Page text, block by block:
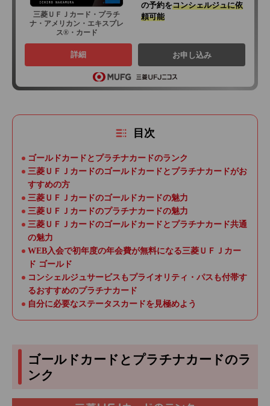
三菱ＵＦＪカード・プラチ
ナ・アメリカン・エキスプレ
ス®・カード
の予約をコンシェルジュに依
頼可能
詳細 お申し込み
目次
ゴールドカードとプラチナカードのランク
三菱ＵＦＪカードのゴールドカードとプラチナカードがお
すすめの方
三菱ＵＦＪカードのゴールドカードの魅力
三菱ＵＦＪカードのプラチナカードの魅力
三菱ＵＦＪカードのゴールドカードとプラチナカード共通
の魅力
WEB入会で初年度の年会費が無料になる三菱ＵＦＪカー
ド ゴールド
コンシェルジュサービスもプライオリティ・パスも付帯す
るおすすめのプラチナカード
自分に必要なステータスカードを見極めよう
ゴールドカードとプラチナカードのラ
ンク